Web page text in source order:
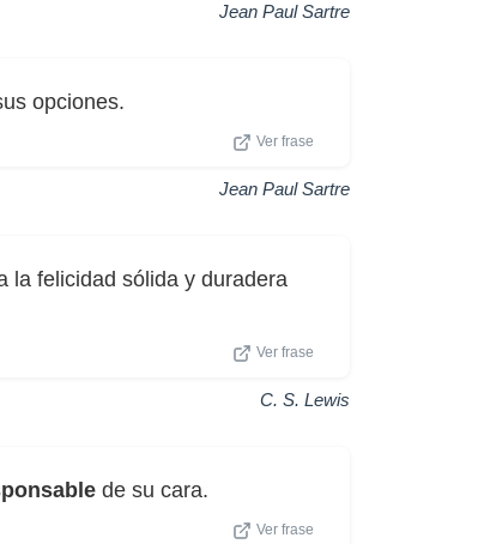
Jean Paul Sartre
opciones.
Ver frase
Jean Paul Sartre
la felicidad sólida y duradera
Ver frase
C. S. Lewis
de su cara.
Ver frase